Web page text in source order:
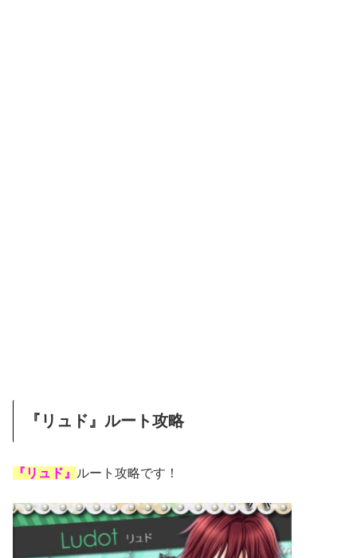
『リュド』ルート攻略
『リュド』 ルート攻略です！